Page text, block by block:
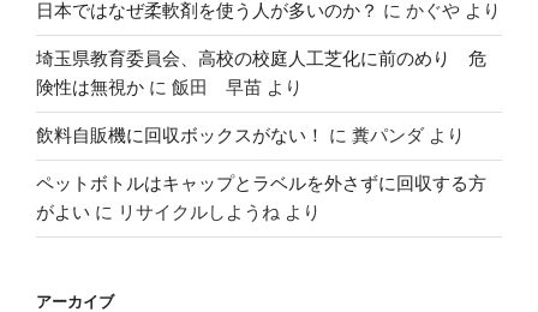
日本ではなぜ柔軟剤を使う人が多いのか？ に かぐや より
埼玉県教育委員会、高校の校庭人工芝化に前のめり 危
険性は無視か に 飯田 早苗 より
飲料自販機に回収ボックスがない！ に 糞パンダ より
ペットボトルはキャップとラベルを外さずに回収する方
がよい に リサイクルしようね より
アーカイブ